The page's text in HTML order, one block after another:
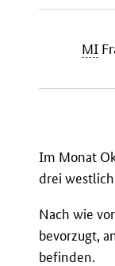
MI
Im Monat
drei
Nach wie
bevorzugt,
befinden.